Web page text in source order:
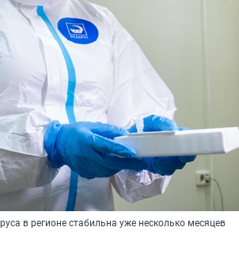
в регионе стабильна уже несколько месяцев